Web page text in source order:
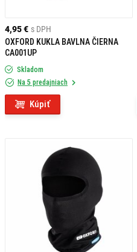
4,95 € s DPH
OXFORD KUKLA BAVLNA ČIERNA
CA001UP
Skladom
Na 5 predajniach
Kúpiť